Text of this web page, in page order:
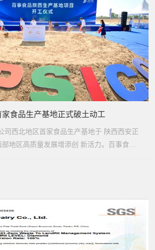
食品生产基地正式破土动工
司西北地区首家食品生产基地于 陕西西安正
地区高质量发展增添创 新活力。百事食